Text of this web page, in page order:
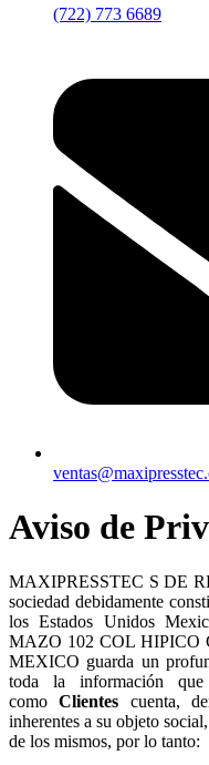
(722) 773 6689
Aviso de
MAXIPRESSTEC S DE
sociedad debidamente
los Estados Unidos
MAZO 102 COL HIPICO
MEXICO guarda un
toda la información
comoClientes cuenta,
inherentes a su objeto
de los mismos, por lo tanto: